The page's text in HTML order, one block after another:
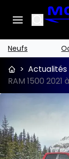
Search
Neufs
>